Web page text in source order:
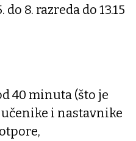
8. razreda do 13.15
40 minuta (što je
i nastavnike